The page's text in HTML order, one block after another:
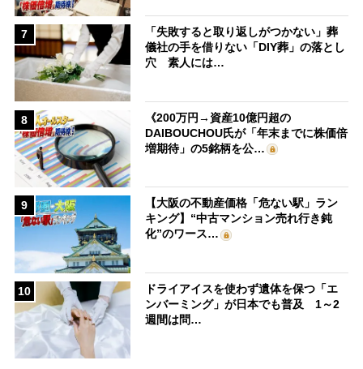
7
「失敗すると取り返しがつかない」葬
儀社の手を借りない「DIY葬」の落とし
穴 素人には…
8
《200万円→資産10億円超の
DAIBOUCHOU氏が「年末までに株価倍
増期待」の5銘柄を公…
9
【大阪の不動産価格「危ない駅」ラン
キング】“中古マンション売れ行き鈍
化”のワース…
10
ドライアイスを使わず遺体を保つ「エ
ンバーミング」が日本でも普及 1～2
週間は問…